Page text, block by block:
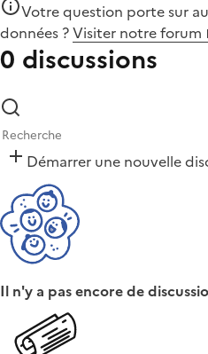
Votre question porte sur
données ?Visiter notre forum
0 discussions
Démarrer une nouvelle
Il n'y a pas encore de